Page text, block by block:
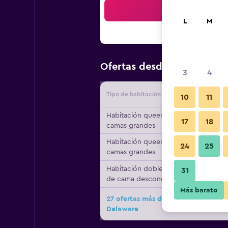
Ofertas desde Oferta
Tipo de habitación
Habitación queen, 2
camas grandes
Habitación queen, 2
camas grandes
Habitación doble, tipo
de cama desconocido
27 ofertas más de Courtyard by
Delaware
L M
3 4
10 11
17 18
24 25
31
Más barato